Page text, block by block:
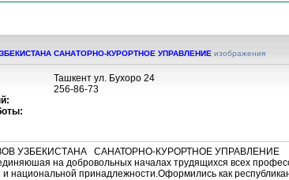
САНАТОРНО-КУРОРТНОЕ УПРАВЛЕНИЕ изображения
Ташкент ул. Бухоро 24
256-86-73
УЗБЕКИСТАНА САНАТОРНО-КУРОРТНОЕ УПРАВЛЕНИЕ
на добровольных началах трудящихся всех
национальной принадлежности.Оформились как